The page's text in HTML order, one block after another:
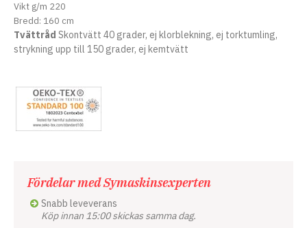
Vikt g/m 220
Bredd: 160 cm
Tvättråd Skontvätt 40 grader, ej klorblekning, ej torktumling,
strykning upp till 150 grader, ej kemtvätt
Fördelar med Symaskinsexperten
Snabb leveverans
Köp innan 15:00 skickas samma dag.